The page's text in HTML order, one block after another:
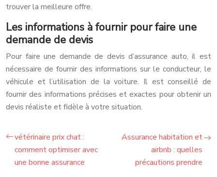
trouver la meilleure offre.
Les informations à fournir pour faire une
demande de devis
Pour faire une demande de devis d’assurance auto, il est
nécessaire de fournir des informations sur le conducteur, le
véhicule et l’utilisation de la voiture. Il est conseillé de
fournir des informations précises et exactes pour obtenir un
devis réaliste et fidèle à votre situation.
vétérinaire prix chat :
comment optimiser avec
une bonne assurance
Assurance habitation et
airbnb : quelles
précautions prendre